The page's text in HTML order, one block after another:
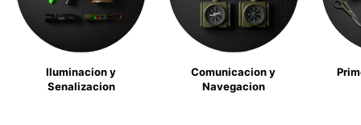
Iluminacion y
Senalizacion
Comunicacion y
Navegacion